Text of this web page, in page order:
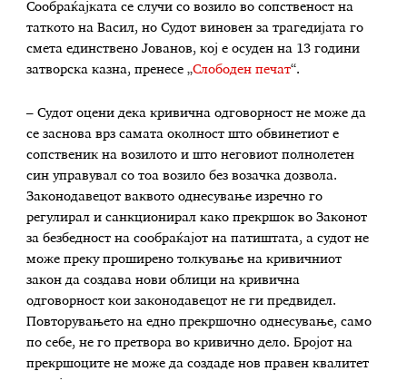
Сообраќајката се случи со возило во сопственост на
таткото на Васил, но Судот виновен за трагедијата го
смета единствено Јованов, кој е осуден на 13 години
затворска казна, пренесе „Слободен печат“.
– Судот оцени дека кривична одговорност не може да
се заснова врз самата околност што обвинетиот е
сопственик на возилото и што неговиот полнолетен
син управувал со тоа возило без возачка дозвола.
Законодавецот ваквото однесување изречно го
регулирал и санкционирал како прекршок во Законот
за безбедност на сообраќајот на патиштата, а судот не
може преку проширено толкување на кривичниот
закон да создава нови облици на кривична
одговорност кои законодавецот не ги предвидел.
Повторувањето на едно прекршочно однесување, само
по себе, не го претвора во кривично дело. Бројот на
прекршоците не може да создаде нов правен квалитет